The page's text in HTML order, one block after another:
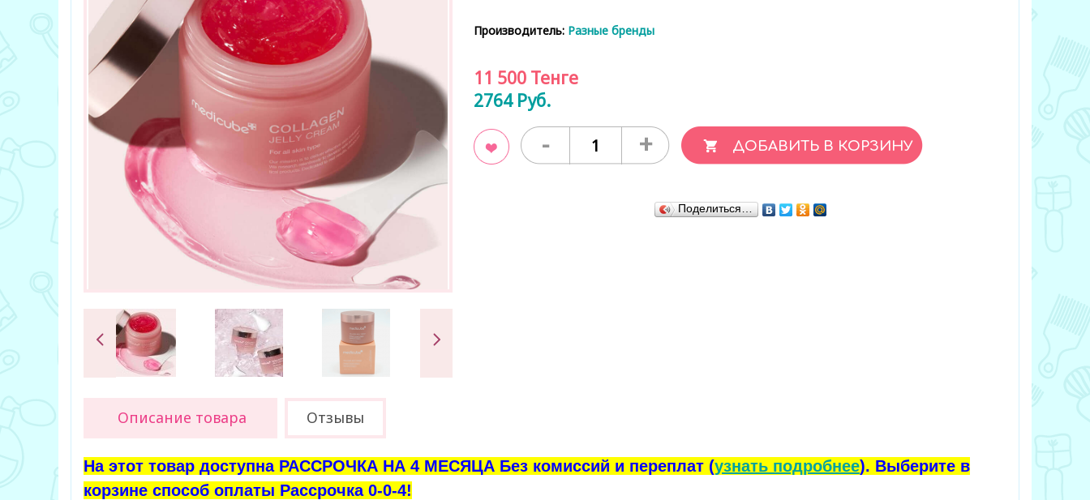
Производитель: Разные бренды
11 500 Тенге
2764 Руб.
- +
Поделиться…
Описание товара Отзывы
На этот товар доступна РАССРОЧКА НА 4 МЕСЯЦА Без комиссий и переплат (узнать подробнее). Выберите в
корзине способ оплаты Рассрочка 0-0-4!